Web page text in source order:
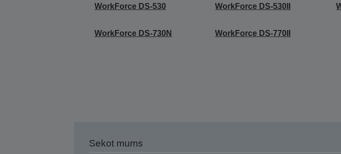
WorkForce DS-530 WorkForce DS-530II
WorkForce DS-730N WorkForce DS-770II
Sekot mums